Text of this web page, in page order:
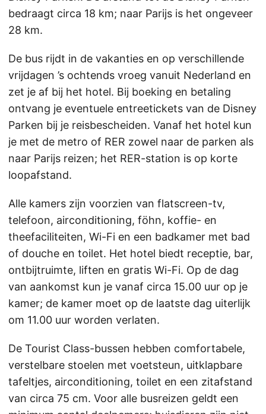
bedraagt circa 18 km; naar Parijs is het ongeveer
28 km.
De bus rijdt in de vakanties en op verschillende
vrijdagen ’s ochtends vroeg vanuit Nederland en
zet je af bij het hotel. Bij boeking en betaling
ontvang je eventuele entreetickets van de Disney
Parken bij je reisbescheiden. Vanaf het hotel kun
je met de metro of RER zowel naar de parken als
naar Parijs reizen; het RER-station is op korte
loopafstand.
Alle kamers zijn voorzien van flatscreen-tv,
telefoon, airconditioning, föhn, koffie- en
theefaciliteiten, Wi-Fi en een badkamer met bad
of douche en toilet. Het hotel biedt receptie, bar,
ontbijtruimte, liften en gratis Wi-Fi. Op de dag
van aankomst kun je vanaf circa 15.00 uur op je
kamer; de kamer moet op de laatste dag uiterlijk
om 11.00 uur worden verlaten.
De Tourist Class-bussen hebben comfortabele,
verstelbare stoelen met voetsteun, uitklapbare
tafeltjes, airconditioning, toilet en een zitafstand
van circa 75 cm. Voor alle busreizen geldt een